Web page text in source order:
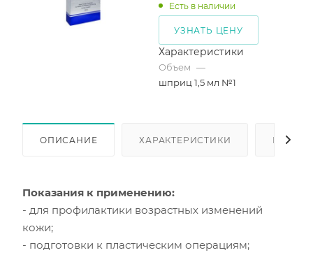
Есть в наличии
УЗНАТЬ ЦЕНУ
Характеристики
Объем —
шприц 1,5 мл №1
ОПИСАНИЕ ХАРАКТЕРИСТИКИ КАК
Показания к применению:
- для профилактики возрастных изменений
кожи;
- подготовки к пластическим операциям;